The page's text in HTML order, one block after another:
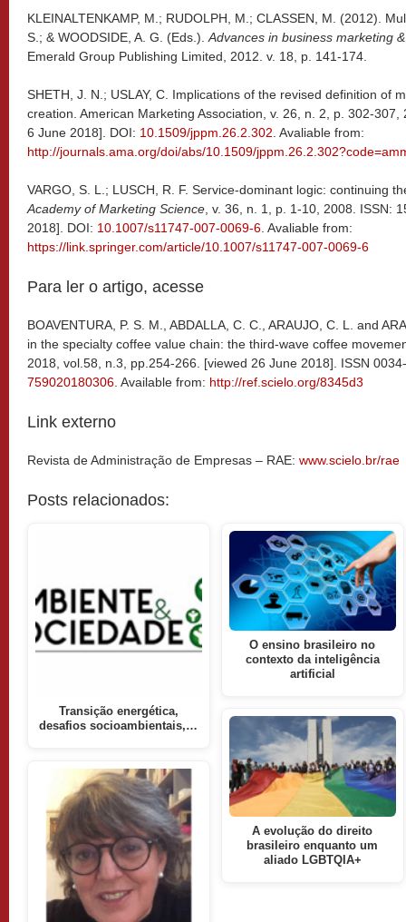
KLEINALTENKAMP, M.; RUDOLPH, M.; CLASSEN, M. (2012).
S.; & WOODSIDE, A. G. (Eds.). Advances in business marketing
Emerald Group Publishing Limited, 2012. v. 18, p. 141-174.
SHETH, J. N.; USLAY, C. Implications of the revised definition of
creation. American Marketing Association, v. 26, n. 2, p. 302-
6 June 2018]. DOI: 10.1509/jppm.26.2.302 . Avaliable from:
http://journals.ama.org/doi/abs/10.1509/
VARGO, S. L.; LUSCH, R. F. Service-dominant logic: continuing
Academy of Marketing Science , v. 36, n. 1, p. 1-10, 2008. ISSN:
2018]. DOI: 10.1007/s11747-007-0069-6 . Avaliable from:
https://link.springer.com/article/10.1007/s11747-007-0069-6
Para ler o artigo, acesse
BOAVENTURA, P. S. M., ABDALLA, C. C., ARAUJO, C. L. and
in the specialty coffee value chain: the third-wave coffee
2018, vol.58, n.3, pp.254-266. [viewed 26 June 2018]. ISSN
759020180306 . Available from: http://ref.scielo.org/8345d3
Link externo
Revista de Administração de Empresas – RAE: www.scielo.br/rae
Posts relacionados:
Transição energética,
desafios socioambientais,…
O ensino brasileiro no
contexto da inteligência
artificial
A evolução do direito
brasileiro enquanto um
aliado LGBTQIA+